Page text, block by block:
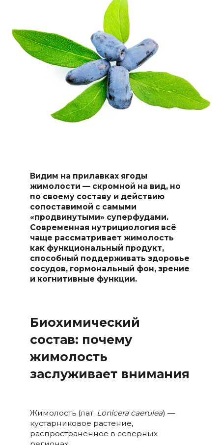
Видим на прилавках ягоды
жимолости — скромной на вид, но
по своему составу и действию
сопоставимой с самыми
«продвинутыми» суперфудами.
Современная нутрициология всё
чаще рассматривает жимолость
как функциональный продукт,
способный поддерживать здоровье
сосудов, гормональный фон, зрение
и когнитивные функции.
Биохимический
состав: почему
жимолость
заслуживает внимания
Жимолость (лат. Lonicera caerulea) —
кустарниковое растение,
распространённое в северных